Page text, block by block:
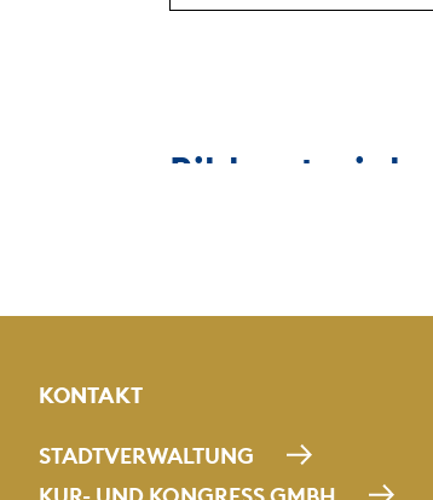
Bildmaterial
Laden sie ein Foto mit
KONTAKT
STADTVERWALTUNG